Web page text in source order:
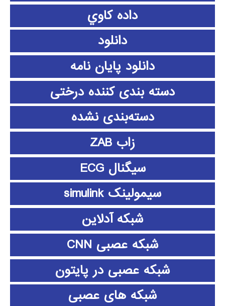
داده كاوي
دانلود
دانلود پايان نامه
دسته بندی کننده درختی
دسته‌بندی نشده
زاب ZAB
سیگنال ECG
سیمولینک simulink
شبکه آدلاین
شبکه عصبی CNN
شبکه عصبی در پایتون
شبکه های عصبی